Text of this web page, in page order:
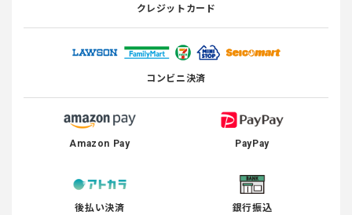
クレジットカード
コンビニ決済
Amazon Pay PayPay
後払い決済 銀行振込